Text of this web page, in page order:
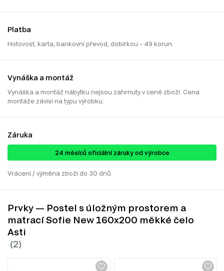
Platba
Hotovost, karta, bankovní převod, dobírkou – 49 korun.
Vynáška a montáž
Vynáška a montáž nábytku nejsou zahrnuty v ceně zboží. Cena
montáže závisí na typu výrobku.
Záruka
24 ​​​​měsíců oficiální záruky od výrobce
Vrácení / výměna zboží do 30 dnů
Prvky — Postel s úložným prostorem a
matrací Sofie New 160x200 měkké čelo
Asti